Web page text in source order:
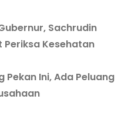
Sachrudin
Periksa Kesehatan
Ini, Ada Peluang